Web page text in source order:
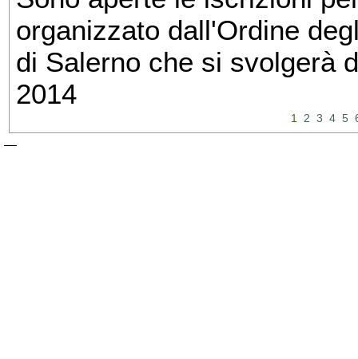
organizzato dall'Ordine
di Salerno che si svolgerà
2014
1 2 3 4 5